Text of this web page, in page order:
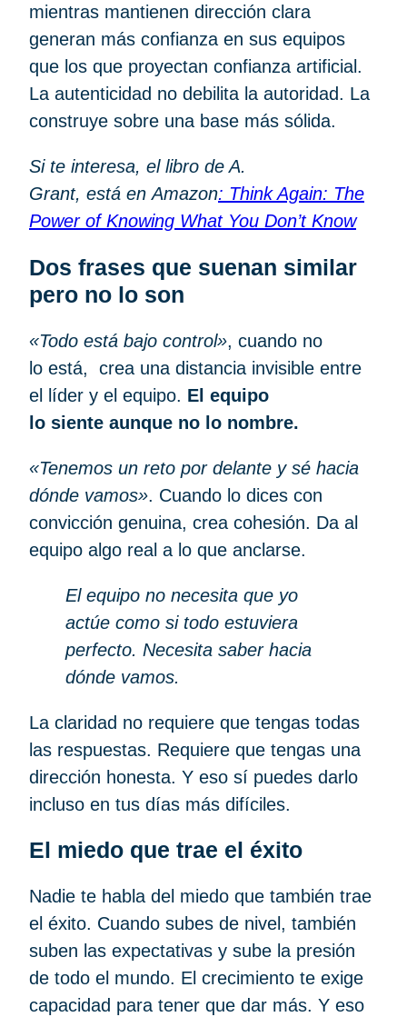
mientras mantienen dirección clara
generan más confianza en sus equipos
que los que proyectan confianza artificial.
La autenticidad no debilita la autoridad. La
construye sobre una base más sólida.
Si te interesa, el libro de A.
Grant, está en Amazon: Think Again: The
Power of Knowing What You Don’t Know
Dos frases que suenan similar
pero no lo son
«Todo está bajo control», cuando no
lo está, crea una distancia invisible entre
el líder y el equipo. El equipo
lo siente aunque no lo nombre.
«Tenemos un reto por delante y sé hacia
dónde vamos». Cuando lo dices con
convicción genuina, crea cohesión. Da al
equipo algo real a lo que anclarse.
El equipo no necesita que yo
actúe como si todo estuviera
perfecto. Necesita saber hacia
dónde vamos.
La claridad no requiere que tengas todas
las respuestas. Requiere que tengas una
dirección honesta. Y eso sí puedes darlo
incluso en tus días más difíciles.
El miedo que trae el éxito
Nadie te habla del miedo que también trae
el éxito. Cuando subes de nivel, también
suben las expectativas y sube la presión
de todo el mundo. El crecimiento te exige
capacidad para tener que dar más. Y eso